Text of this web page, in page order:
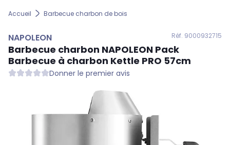
Accueil Barbecue charbon de bois
NAPOLEON Réf. 9000932715
Barbecue charbon NAPOLEON Pack
Barbecue à charbon Kettle PRO 57cm
Donner le premier avis